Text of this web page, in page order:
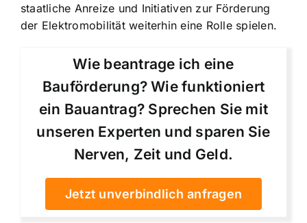
staatliche Anreize und Initiativen zur Förderung
der Elektromobilität weiterhin eine Rolle spielen.
Wie beantrage ich eine
Bauförderung? Wie funktioniert
ein Bauantrag? Sprechen Sie mit
unseren Experten und sparen Sie
Nerven, Zeit und Geld.
Jetzt unverbindlich anfragen